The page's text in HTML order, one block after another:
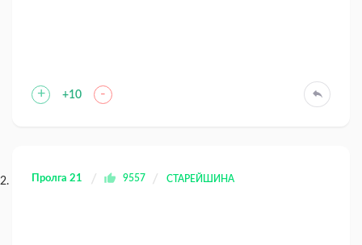
+ +10 -
Пролга 21 9557 СТАРЕЙШИНА